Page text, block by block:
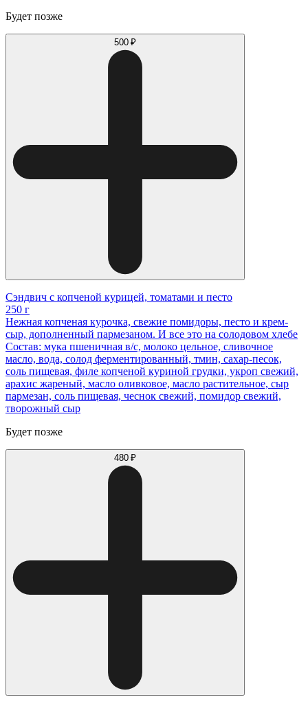
Будет позже
500 ₽
Сэндвич с копченой курицей, томатами и песто
250 г
Нежная копченая курочка, свежие помидоры, песто и крем-
сыр, дополненный пармезаном. И все это на солодовом хлебе
Состав: мука пшеничная в/с, молоко цельное, сливочное
масло, вода, солод ферментированный, тмин, сахар-песок,
соль пищевая, филе копченой куриной грудки, укроп свежий,
арахис жареный, масло оливковое, масло растительное, сыр
пармезан, соль пищевая, чеснок свежий, помидор свежий,
творожный сыр
Будет позже
480 ₽